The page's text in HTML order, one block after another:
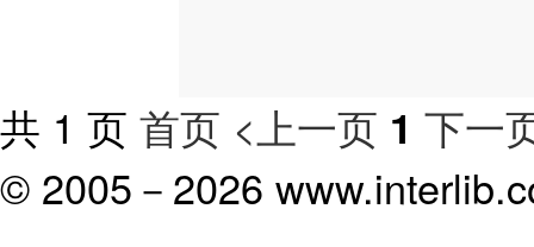
共 1 页 首页 <上一页 1 下一
© 2005－ 2026